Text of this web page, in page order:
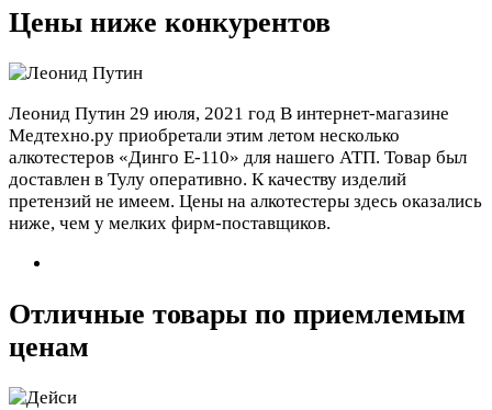
Цены ниже конкурентов
Леонид Путин 29 июля, 2021 год В интернет-магазине
Медтехно.ру приобретали этим летом несколько
алкотестеров «Динго Е-110» для нашего АТП. Товар был
доставлен в Тулу оперативно. К качеству изделий
претензий не имеем. Цены на алкотестеры здесь оказались
ниже, чем у мелких фирм-поставщиков.
Отличные товары по приемлемым
ценам